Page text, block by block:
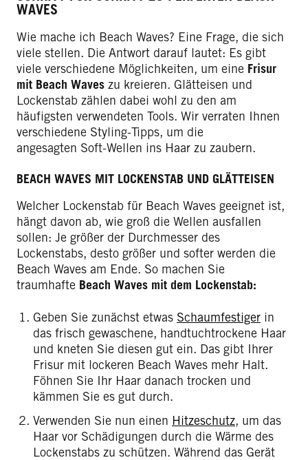
WAVES
Wie mache ich Beach Waves? Eine Frage, die sich
viele stellen. Die Antwort darauf lautet: Es gibt
viele verschiedene Möglichkeiten, um eine Frisur
mit Beach Waves zu kreieren. Glätteisen und
Lockenstab zählen dabei wohl zu den am
häufigsten verwendeten Tools. Wir verraten Ihnen
verschiedene Styling-Tipps, um die
angesagten Soft-Wellen ins Haar zu zaubern.
BEACH WAVES MIT LOCKENSTAB UND GLÄTTEISEN
Welcher Lockenstab für Beach Waves geeignet ist,
hängt davon ab, wie groß die Wellen ausfallen
sollen: Je größer der Durchmesser des
Lockenstabs, desto größer und softer werden die
Beach Waves am Ende. So machen Sie
traumhafte Beach Waves mit dem Lockenstab:
Geben Sie zunächst etwas Schaumfestiger in
das frisch gewaschene, handtuchtrockene Haar
und kneten Sie diesen gut ein. Das gibt Ihrer
Frisur mit lockeren Beach Waves mehr Halt.
Föhnen Sie Ihr Haar danach trocken und
kämmen Sie es gut durch.
Verwenden Sie nun einen Hitzeschutz, um das
Haar vor Schädigungen durch die Wärme des
Lockenstabs zu schützen. Während das Gerät